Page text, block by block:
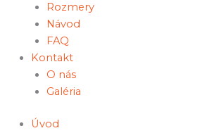
Rozmery
Návod
FAQ
Kontakt
O nás
Galéria
Úvod